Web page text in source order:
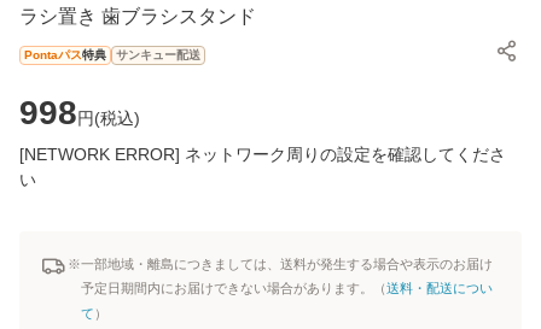
ラシ置き 歯ブラシスタンド
Pontaパス特典 サンキュー配送
998円(税込)
[NETWORK ERROR] ネットワーク周りの設定を確認してくださ
い
※一部地域・離島につきましては、送料が発生する場合や表示のお届け
予定日期間内にお届けできない場合があります。（送料・配送につい
て ）